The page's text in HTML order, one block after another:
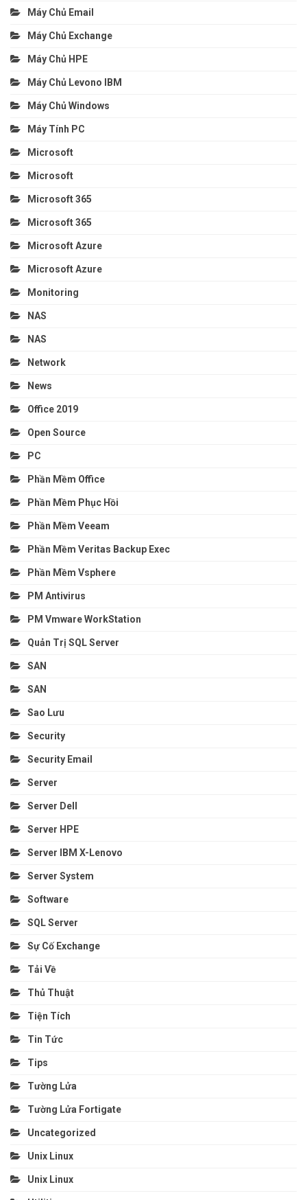
Máy Chủ Email
Máy Chủ Exchange
Máy Chủ HPE
Máy Chủ Levono IBM
Máy Chủ Windows
Máy Tính PC
Microsoft
Microsoft
Microsoft 365
Microsoft 365
Microsoft Azure
Microsoft Azure
Monitoring
NAS
NAS
Network
News
Office 2019
Open Source
PC
Phần Mềm Office
Phần Mềm Phục Hồi
Phần Mềm Veeam
Phần Mềm Veritas Backup Exec
Phần Mềm Vsphere
PM Antivirus
PM Vmware WorkStation
Quản Trị SQL Server
SAN
SAN
Sao Lưu
Security
Security Email
Server
Server Dell
Server HPE
Server IBM X-Lenovo
Server System
Software
SQL Server
Sự Cố Exchange
Tải Về
Thủ Thuật
Tiện Tích
Tin Tức
Tips
Tường Lửa
Tường Lửa Fortigate
Uncategorized
Unix Linux
Unix Linux